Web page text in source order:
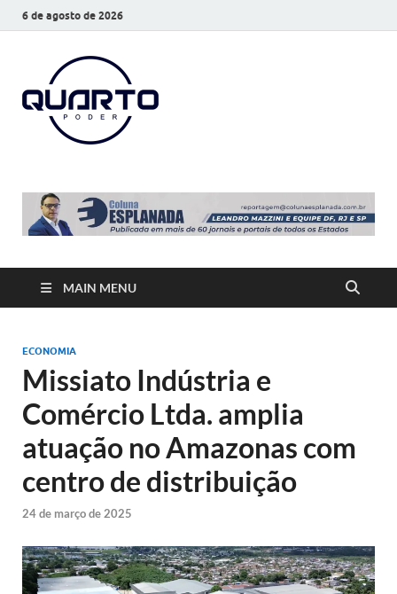
6 de agosto de 2026
MAIN MENU
ECONOMIA
Missiato Indústria e
Comércio Ltda. amplia
atuação no Amazonas com
centro de distribuição
24 de março de 2025